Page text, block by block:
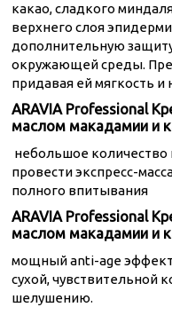
какао, сладкого
верхнего слоя
дополнительную
окружающей среды.
придавая ей мягкость и
ARAVIA Professional
маслом макадамии и
небольшое количество
провести экспресс-
полного впитывания
ARAVIA Professional
маслом макадамии и
мощный anti-age
сухой, чувствительной
шелушению.